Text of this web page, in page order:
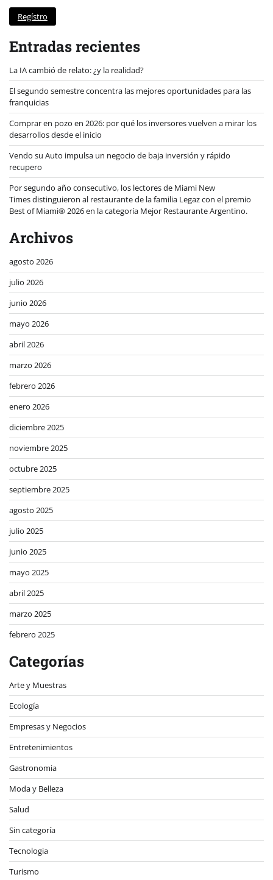
Regístro
Entradas recientes
La IA cambió de relato: ¿y la realidad?
El segundo semestre concentra las mejores oportunidades para las
franquicias
Comprar en pozo en 2026: por qué los inversores vuelven a mirar los
desarrollos desde el inicio
Vendo su Auto impulsa un negocio de baja inversión y rápido
recupero
Por segundo año consecutivo, los lectores de Miami New
Times distinguieron al restaurante de la familia Legaz con el premio
Best of Miami® 2026 en la categoría Mejor Restaurante Argentino.
Archivos
agosto 2026
julio 2026
junio 2026
mayo 2026
abril 2026
marzo 2026
febrero 2026
enero 2026
diciembre 2025
noviembre 2025
octubre 2025
septiembre 2025
agosto 2025
julio 2025
junio 2025
mayo 2025
abril 2025
marzo 2025
febrero 2025
Categorías
Arte y Muestras
Ecología
Empresas y Negocios
Entretenimientos
Gastronomia
Moda y Belleza
Salud
Sin categoría
Tecnologia
Turismo